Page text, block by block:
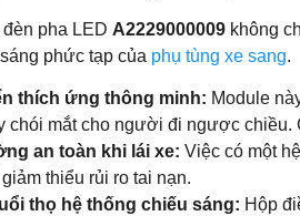
pha LED A2229000009 không
phức tạp của phụ tùng xe sang.
thích ứng thông minh: Module
chói mắt cho người đi ngược
an toàn khi lái xe: Việc có một
thiểu rủi ro tai nạn.
thọ hệ thống chiếu sáng: Hộp